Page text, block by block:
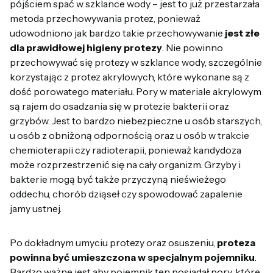
pójściem spać w szklance wody – jest to już przestarzała
metoda przechowywania protez, ponieważ
udowodniono jak bardzo takie przechowywanie jest złe
dla prawidłowej higieny protezy . Nie powinno
przechowywać się protezy w szklance wody, szczególnie
korzystając z protez akrylowych, które wykonane są z
dość porowatego materiału. Pory w materiale akrylowym
są rajem do osadzania się w protezie bakterii oraz
grzybów. Jest to bardzo niebezpieczne u osób starszych,
u osób z obniżoną odpornością oraz u osób w trakcie
chemioterapii czy radioterapii, ponieważ kandydoza
może rozprzestrzenić się na cały organizm. Grzyby i
bakterie mogą być także przyczyną nieświeżego
oddechu, chorób dziąseł czy spowodować zapalenie
jamy ustnej.
Po dokładnym umyciu protezy oraz osuszeniu, proteza
powinna być umieszczona w specjalnym pojemniku